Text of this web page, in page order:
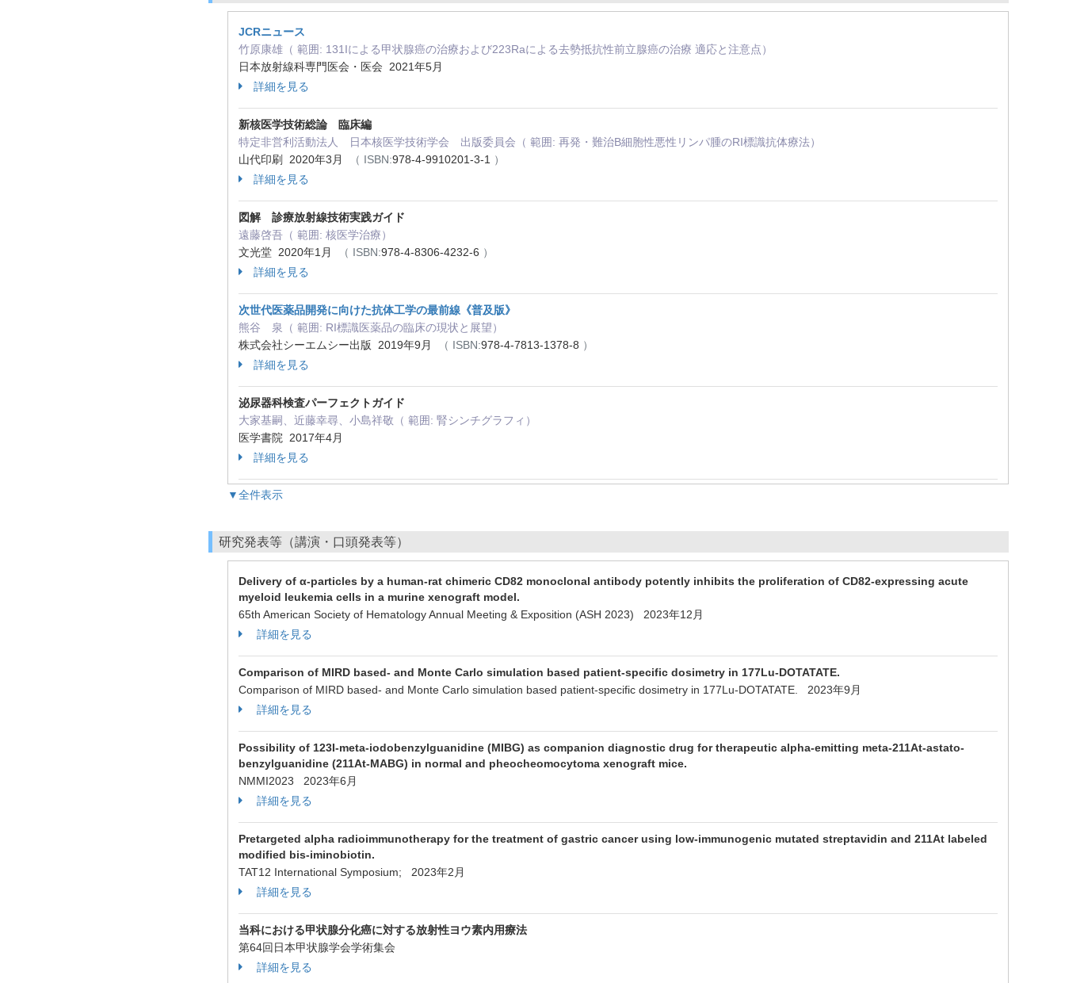
JCRニュース
竹原康雄（ 範囲: 131Iによる甲状腺癌の治療および223Raによる去勢抵抗性前立腺癌の治療 適応と注意点）
日本放射線科専門医会・医会 2021年5月
詳細を見る
新核医学技術総論 臨床編
特定非営利活動法人 日本核医学技術学会 出版委員会（ 範囲: 再発・難治B細胞性悪性リンパ腫のRI標識抗体療法）
山代印刷 2020年3月
（ ISBN:978-4-9910201-3-1 ）
詳細を見る
図解 診療放射線技術実践ガイド
遠藤啓吾（ 範囲: 核医学治療）
文光堂 2020年1月
（ ISBN:978-4-8306-4232-6 ）
詳細を見る
次世代医薬品開発に向けた抗体工学の最前線《普及版》
熊谷 泉（ 範囲: RI標識医薬品の臨床の現状と展望）
株式会社シーエムシー出版 2019年9月
（ ISBN:978-4-7813-1378-8 ）
詳細を見る
泌尿器科検査パーフェクトガイド
大家基嗣、近藤幸尋、小島祥敬（ 範囲: 腎シンチグラフィ）
医学書院 2017年4月
詳細を見る
▼全件表示
研究発表等（講演・口頭発表等）
Delivery of α-particles by a human-rat chimeric CD82 monoclonal antibody potently inhibits the proliferation of CD82-expressing acute
myeloid leukemia cells in a murine xenograft model.
65th American Society of Hematology Annual Meeting & Exposition (ASH 2023) 2023年12月
詳細を見る
Comparison of MIRD based- and Monte Carlo simulation based patient-specific dosimetry in 177Lu-DOTATATE.
Comparison of MIRD based- and Monte Carlo simulation based patient-specific dosimetry in 177Lu-DOTATATE. 2023年9月
詳細を見る
Possibility of 123I-meta-iodobenzylguanidine (MIBG) as companion diagnostic drug for therapeutic alpha-emitting meta-211At-astato-
benzylguanidine (211At-MABG) in normal and pheocheomocytoma xenograft mice.
NMMI2023 2023年6月
詳細を見る
Pretargeted alpha radioimmunotherapy for the treatment of gastric cancer using low-immunogenic mutated streptavidin and 211At labeled
modified bis-iminobiotin.
TAT12 International Symposium; 2023年2月
詳細を見る
当科における甲状腺分化癌に対する放射性ヨウ素内用療法
第64回日本甲状腺学会学術集会
詳細を見る